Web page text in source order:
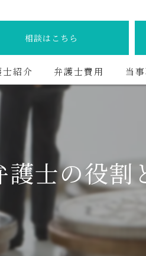
相談はこちら
士紹介 弁護士費用 当
債務
相続
士の役割